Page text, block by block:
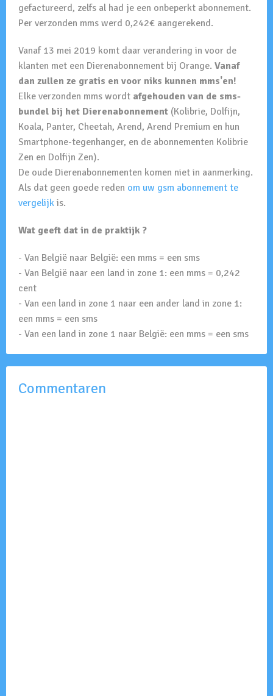
gefactureerd, zelfs al had je een onbeperkt abonnement.
Per verzonden mms werd 0,242€ aangerekend.
Vanaf 13 mei 2019 komt daar verandering in voor de
klanten met een Dierenabonnement bij Orange. Vanaf
dan zullen ze gratis en voor niks kunnen mms'en!
Elke verzonden mms wordt afgehouden van de sms-
bundel bij het Dierenabonnement (Kolibrie, Dolfijn,
Koala, Panter, Cheetah, Arend, Arend Premium en hun
Smartphone-tegenhanger, en de abonnementen Kolibrie
Zen en Dolfijn Zen).
De oude Dierenabonnementen komen niet in aanmerking.
Als dat geen goede reden om uw gsm abonnement te
vergelijk is.
Wat geeft dat in de praktijk ?
- Van België naar België: een mms = een sms
- Van België naar een land in zone 1: een mms = 0,242
cent
- Van een land in zone 1 naar een ander land in zone 1:
een mms = een sms
- Van een land in zone 1 naar België: een mms = een sms
Commentaren